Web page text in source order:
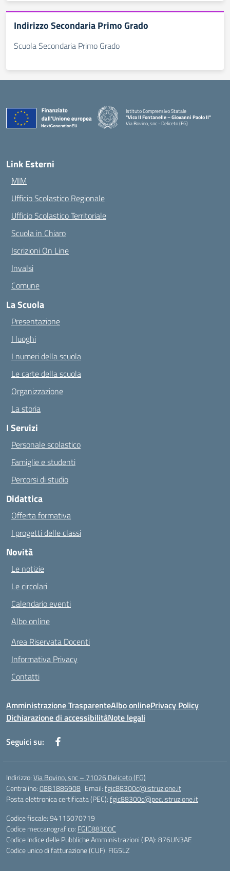
Indirizzo Secondaria Primo Grado
Scuola Secondaria Primo Grado
Istituto Comprensivo Statale
"Vico II Fontanelle – Giovanni Paolo II"
Via Bovino, snc - Deliceto (FG)
Link Esterni
MIM
Ufficio Scolastico Regionale
Ufficio Scolastico Territoriale
Scuola in Chiaro
Iscrizioni On Line
Invalsi
Comune
La Scuola
Presentazione
I luoghi
I numeri della scuola
Le carte della scuola
Organizzazione
La storia
I Servizi
Personale scolastico
Famiglie e studenti
Percorsi di studio
Didattica
Offerta formativa
I progetti delle classi
Novità
Le notizie
Le circolari
Calendario eventi
Albo online
Area Riservata Docenti
Informativa Privacy
Contatti
Amministrazione TrasparenteAlbo onlinePrivacy Policy
Dichiarazione di accessibilitàNote legali
Seguici su:
Indirizzo:Via Bovino, snc – 71026 Deliceto (FG)
Centralino:0881886908 Email:fgic88300c@istruzione.it
Posta elettronica certificata (PEC):fgic88300c@pec.istruzione.it
Codice fiscale: 94115070719
Codice meccanografico: FGIC88300C
Codice Indice delle Pubbliche Amministrazioni (IPA): 876UN3AE
Codice unico di fatturazione (CUF): FIG5LZ